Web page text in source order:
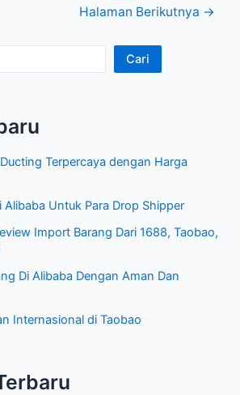
Halaman Berikutnya →
Cari
Terpercaya dengan Harga
Alibaba Untuk Para Drop Shipper
Import Barang Dari 1688, Taobao,
Di Alibaba Dengan Aman Dan
Internasional di Taobao